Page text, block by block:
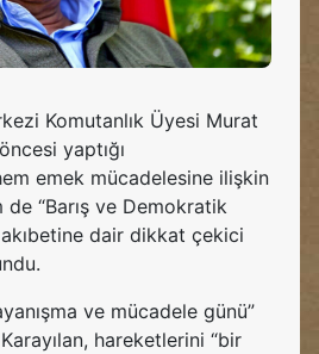
Komutanlık Üyesi Murat
yaptığı
emek mücadelesine ilişkin
“Barış ve Demokratik
dair dikkat çekici
ve mücadele günü”
hareketlerini “bir